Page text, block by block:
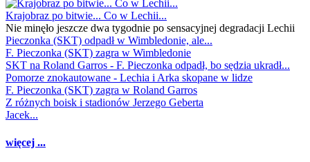
Krajobraz po bitwie... Co w Lechii...
Nie minęło jeszcze dwa tygodnie po sensacyjnej degradacji Lechii
Pieczonka (SKT) odpadł w Wimbledonie, ale...
F. Pieczonka (SKT) zagra w Wimbledonie
SKT na Roland Garros - F. Pieczonka odpadł, bo sędzia ukradł...
Pomorze znokautowane - Lechia i Arka skopane w lidze
F. Pieczonka (SKT) zagra w Roland Garros
Z różnych boisk i stadionów Jerzego Geberta
Jacek...
więcej ...